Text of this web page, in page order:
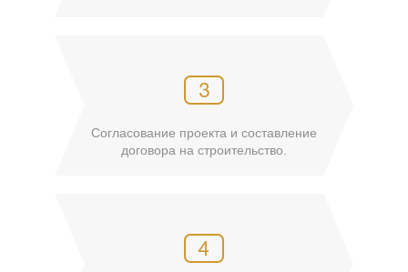
Согласование проекта и составление
договора на строительство.